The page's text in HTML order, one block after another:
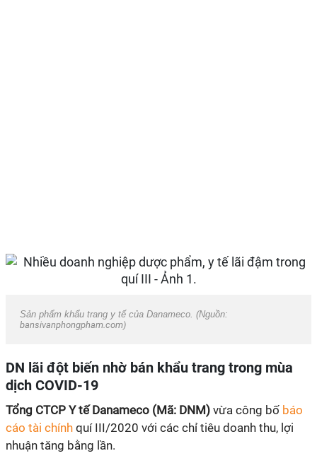
Sản phẩm khẩu trang y tế của Danameco. (Nguồn:
bansivanphongpham.com)
DN lãi đột biến nhờ bán khẩu trang trong mùa
dịch COVID-19
Tổng CTCP Y tế Danameco (Mã: DNM) vừa công bố báo
cáo tài chính quí III/2020 với các chỉ tiêu doanh thu, lợi
nhuận tăng bằng lần.